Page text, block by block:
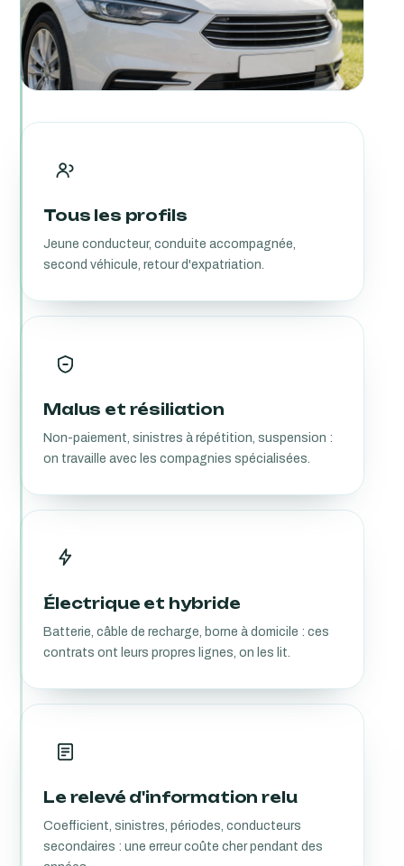
Tous les profils
Jeune conducteur, conduite accompagnée,
second véhicule, retour d'expatriation.
Malus et résiliation
Non-paiement, sinistres à répétition, suspension :
on travaille avec les compagnies spécialisées.
Électrique et hybride
Batterie, câble de recharge, borne à domicile : ces
contrats ont leurs propres lignes, on les lit.
Le relevé d'information relu
Coefficient, sinistres, périodes, conducteurs
secondaires : une erreur coûte cher pendant des